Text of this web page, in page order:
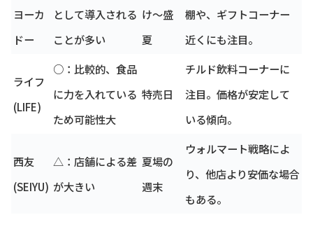
ヨーカ
ドー
として導入される
ことが多い
け～盛
夏
棚や、ギフトコーナー
近くにも注目。
ライフ
(LIFE)
○：比較的、食品
に力を入れている
ため可能性大
特売日
チルド飲料コーナーに
注目。価格が安定して
いる傾向。
西友
(SEIYU)
△：店舗による差
が大きい
夏場の
週末
ウォルマート戦略によ
り、他店より安価な場合
もある。